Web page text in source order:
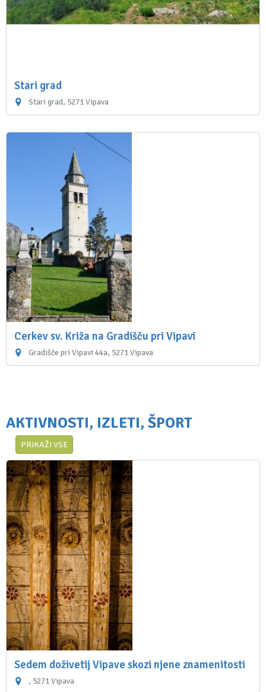
Stari grad
Stari grad, 5271 Vipava
Cerkev sv. Križa na Gradišču pri Vipavi
Gradišče pri Vipavi 44a, 5271 Vipava
AKTIVNOSTI, IZLETI, ŠPORT
PRIKAŽI VSE
Sedem doživetij Vipave skozi njene znamenitosti
, 5271 Vipava